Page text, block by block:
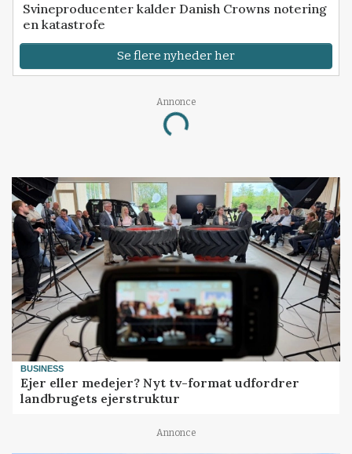
Svineproducenter kalder Danish Crowns notering
en katastrofe
Se flere nyheder her
Annonce
Loading...
BUSINESS
Ejer eller medejer? Nyt tv-format udfordrer
landbrugets ejerstruktur
Annonce